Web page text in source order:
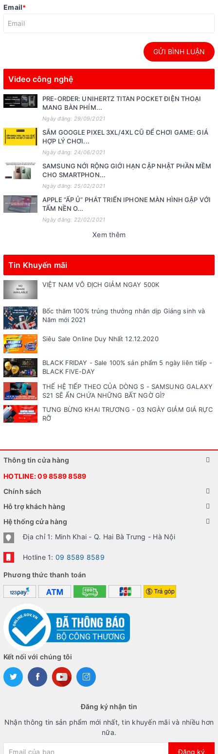
Email*
GỬI BÌNH LUẬN
Video công nghệ
PRE-ORDER: UNIHERTZ TITAN POCKET ĐIỆN THOẠI
MANG BÀN PHÍM...
Ngày đăng: 29/09/2021
SẮM GOOGLE PIXEL 3XL/4XL CŨ ĐỂ CHƠI GAME: GIÁ
HỢP LÝ CHƠI...
Ngày đăng: 24/06/2021
SAMSUNG NỚI RỘNG GIỚI HẠN CẬP NHẬT PHẦN MỀM
CHO SMARTPHON...
Ngày đăng: 25/02/2021
APPLE “ẤP Ủ” PHÁT TRIỂN IPHONE MÀN HÌNH GẬP VỚI
TẤM NỀN O...
Ngày đăng: 22/02/2021
Xem thêm
Tin Khuyến mãi
VIỆT NAM VÔ ĐỊCH GIẢM NGAY 500K
Bốc thăm 100% trúng thưởng nhân dịp Giáng sinh và
Năm mới 2021
Siêu Sale Online Duy Nhất 12.12.2020
BLACK FRIDAY - Sale 100% sản phẩm 5 ngày liên tiếp -
BLACK FIVE-DAY
THẾ HỆ TIẾP THEO CỦA DÒNG S - SAMSUNG GALAXY
S21 SẼ ẨN CHỨA NHỮNG BẤT NGỜ GÌ?
TƯNG BỪNG KHAI TRƯƠNG - 03 NGÀY GIẢM GIÁ RỰC
RỠ
Thông tin cửa hàng
HOTLINE:09 8589 8589
Chính sách
Hỗ trợ khách hàng
Hệ thống cửa hàng
Địa chỉ 1: Minh Khai - Q. Hai Bà Trưng - Hà Nội
Hotline 1: 09 8589 8589
Phương thức thanh toán
Kết nối với chúng tôi
Đăng ký nhận tin
Nhận thông tin sản phẩm mới nhất, tin khuyến mãi và nhiều hơn
nữa.
Đăng ký